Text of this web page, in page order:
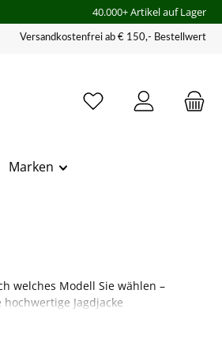
40.000+ Artikel auf Lager
Versandkostenfrei ab € 150,- Bestellwert
Marken
welches Modell Sie wählen –
Jagdjacke